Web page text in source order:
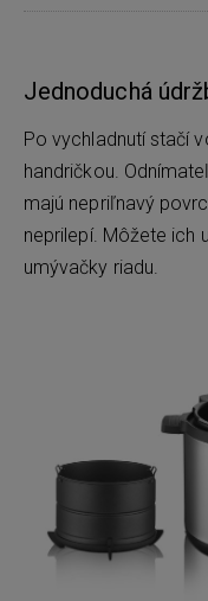
Jednoduchá
Po vychladnutí stačí
handričkou.
majú nepriľnavý
neprilepí. Môžete ich
umývačky riadu.